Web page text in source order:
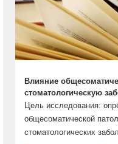
Влияние
стоматологическую
Цель исследования:
общесоматической
стоматологических